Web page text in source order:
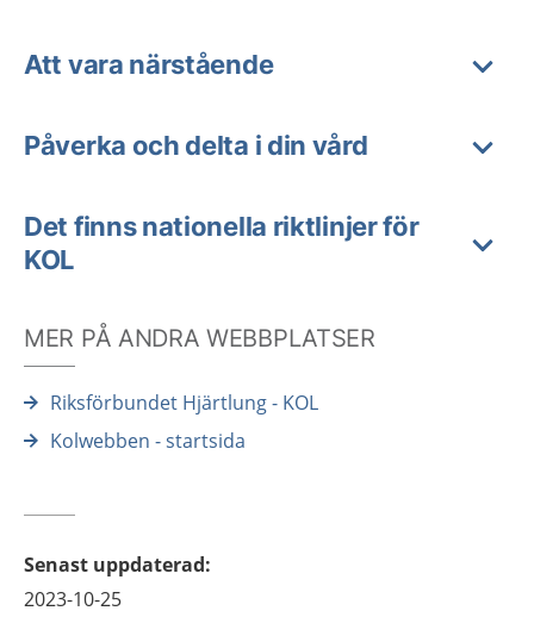
Att vara närstående
Påverka och delta i din vård
Det finns nationella riktlinjer för
KOL
MER PÅ ANDRA WEBBPLATSER
Riksförbundet Hjärtlung - KOL
Kolwebben - startsida
Senast uppdaterad:
2023-10-25